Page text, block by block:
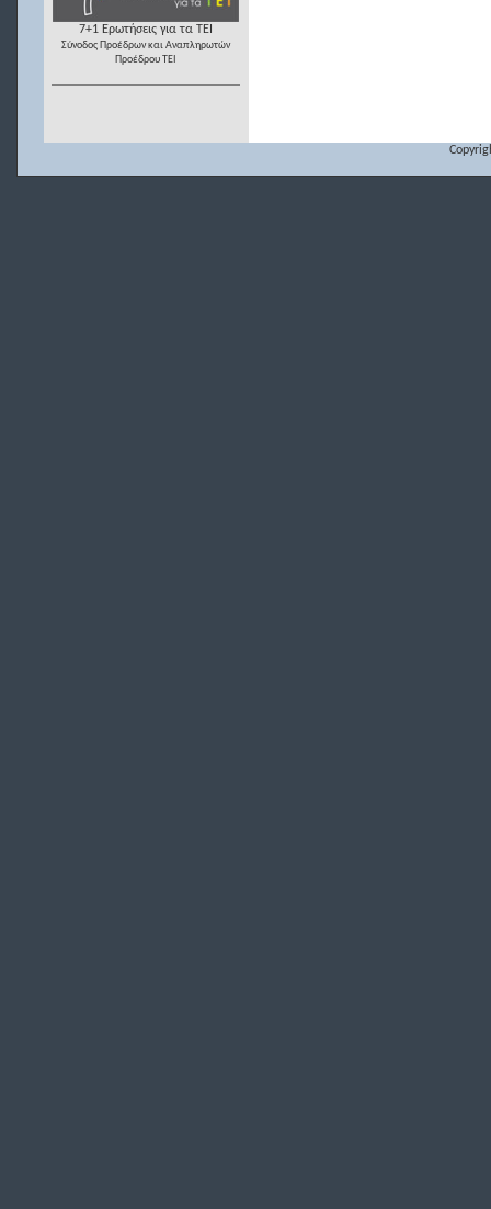
7+1 Ερωτήσεις για τα ΤΕΙ
Σύνοδος Προέδρων και Αναπληρωτών
Προέδρου ΤΕΙ